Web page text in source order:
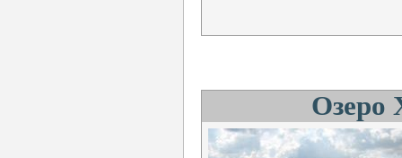
Озеро